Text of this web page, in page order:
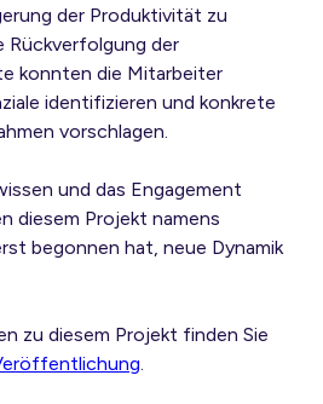
der Produktivität zu
Rückverfolgung der
konnten die Mitarbeiter
identifizieren und konkrete
vorschlagen.
und das Engagement
diesem Projekt namens
begonnen hat, neue Dynamik
zu diesem Projekt finden Sie
.